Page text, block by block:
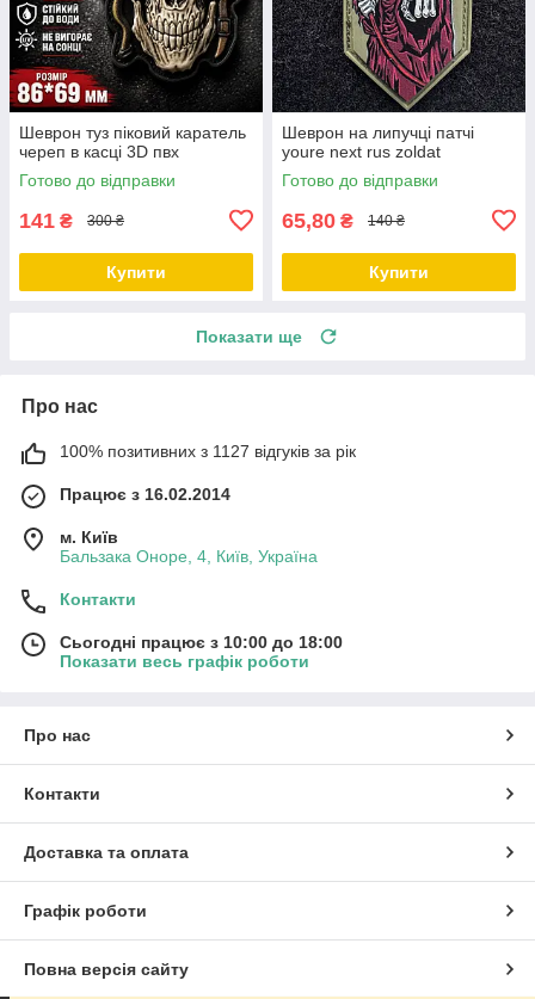
Шеврон туз піковий каратель
череп в касці 3D пвх
Готово до відправки
141 ₴ 300 ₴
Купити
Шеврон на липучці патчі
youre next rus zoldat
Готово до відправки
65,80 ₴ 140 ₴
Купити
Показати ще
Про нас
100% позитивних з 1127 відгуків за рік
Працює з 16.02.2014
м. Київ
Бальзака Оноре, 4, Київ, Україна
Контакти
Сьогодні працює з 10:00 до 18:00
Показати весь графік роботи
Про нас
Контакти
Доставка та оплата
Графік роботи
Повна версія сайту